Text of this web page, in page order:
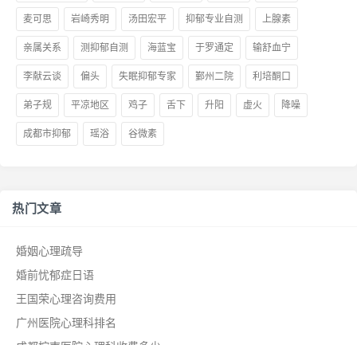
麦可思 岩崎秀明 汤田宏平 抑郁专业自测 上腺素
亲属关系 测抑郁自测 海蓝宝 于罗通定 输舒血宁
李献云谈 偏头 失眠抑郁专家 鄞州二院 利培酮口
弟子规 平凉地区 鸡子 舌下 升阳 虚火 降噪
成都市抑郁 瑶浴 谷微素
热门文章
婚姻心理疏导
婚前忧郁症日语
王国荣心理咨询费用
广州医院心理科排名